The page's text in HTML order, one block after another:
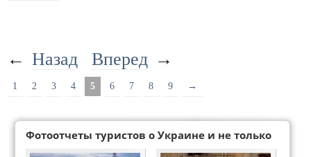
← Назад Вперед →
1 2 3 4 5 6 7 8 9 →
Фотоотчеты туристов о Украине и не только